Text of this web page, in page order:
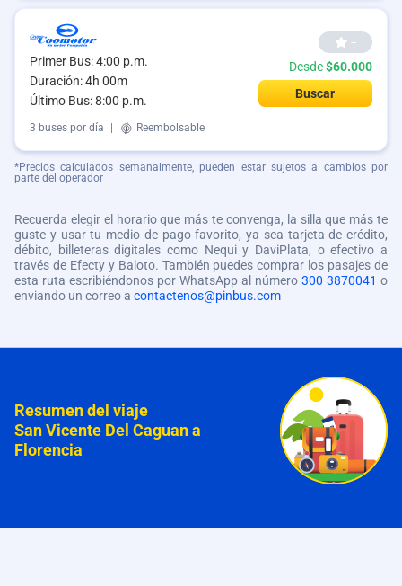
Primer Bus: 4:00 p.m.
Duración: 4h 00m
Último Bus: 8:00 p.m.
--
Desde$60.000
Buscar
3 buses por día Reembolsable
*Precios calculados semanalmente, pueden estar sujetos a cambios por
parte del operador
Recuerda elegir el horario que más te convenga, la silla que más te
guste y usar tu medio de pago favorito, ya sea tarjeta de crédito,
débito, billeteras digitales como Nequi y DaviPlata, o efectivo a
través de Efecty y Baloto. También puedes comprar los pasajes de
esta ruta escribiéndonos por WhatsApp al número 300 3870041 o
enviando un correo a contactenos@pinbus.com
Resumen del viaje
San Vicente Del Caguan a
Florencia